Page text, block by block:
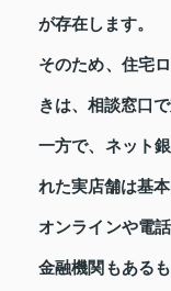
が存在します。
そのため、住宅
きは、相談窓口
一方で、ネット
れた実店舗は基
オンラインや電
金融機関もある